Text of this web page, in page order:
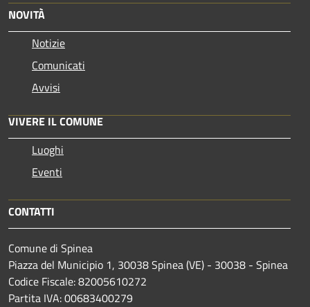
NOVITÀ
Notizie
Comunicati
Avvisi
VIVERE IL COMUNE
Luoghi
Eventi
CONTATTI
Comune di Spinea
Piazza del Municipio 1, 30038 Spinea (VE) - 30038 - Spinea
Codice Fiscale: 82005610272
Partita IVA: 00683400279